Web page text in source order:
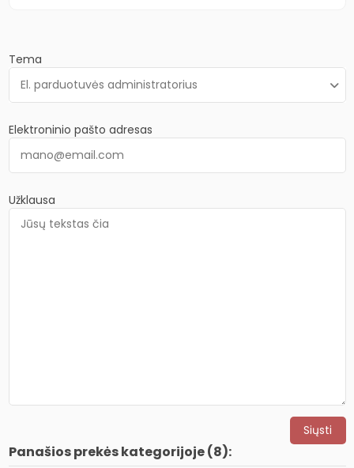
Tema
Elektroninio pašto adresas
Užklausa
Panašios prekės kategorijoje (8):